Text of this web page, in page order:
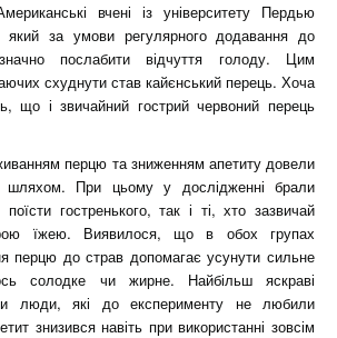
вчені із університету Пердью
який за умови регулярного додавання до
послабити відчуття голоду. Цим
схуднути став кайєнський перець. Хоча
що і звичайний гострий червоний перець
перцю та зниженням апетиту довели
шляхом. При цьому у дослідженні брали
гостренького, так і ті, хто зазвичай
їжею. Виявилося, що в обох групах
перцю до страв допомагає усунути сильне
солодке чи жирне. Найбільш яскраві
люди, які до експерименту не любили
знизився навіть при використанні зовсім